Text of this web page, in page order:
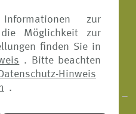
zur
Möglichkeit zur
finden Sie in
. Bitte beachten
Datenschutz-Hinweis
.
93.
OS-Plattform
derzeit nicht an einem –